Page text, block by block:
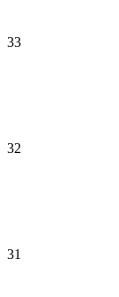
33
32
31